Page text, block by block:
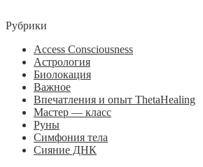
Рубрики
Access Consciousness
Астрология
Биолокация
Важное
Впечатления и опыт ThetaHealing
Мастер — класс
Руны
Симфония тела
Сияние ДНК